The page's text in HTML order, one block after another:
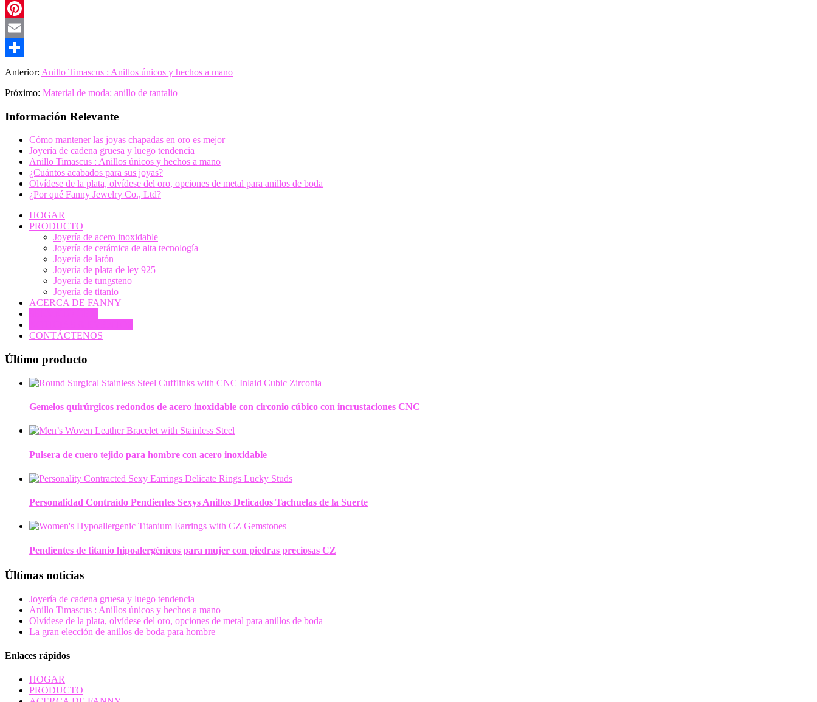
LinkedIn
Pinterest
Email
Share
Anterior: Anillo Timascus : Anillos únicos y hechos a mano
Próximo: Material de moda: anillo de tantalio
Información Relevante
Cómo mantener las joyas chapadas en oro es mejor
Joyería de cadena gruesa y luego tendencia
Anillo Timascus : Anillos únicos y hechos a mano
¿Cuántos acabados para sus joyas?
Olvídese de la plata, olvídese del oro, opciones de metal para anillos de boda
¿Por qué Fanny Jewelry Co., Ltd?
HOGAR
PRODUCTO
Joyería de acero inoxidable
Joyería de cerámica de alta tecnología
Joyería de latón
Joyería de plata de ley 925
Joyería de tungsteno
Joyería de titanio
ACERCA DE FANNY
CONTÁCTENOS
Último producto
Gemelos quirúrgicos redondos de acero inoxidable con circonio cúbico con incrustaciones CNC
Pulsera de cuero tejido para hombre con acero inoxidable
Personalidad Contraído Pendientes Sexys Anillos Delicados Tachuelas de la Suerte
Pendientes de titanio hipoalergénicos para mujer con piedras preciosas CZ
Últimas noticias
Joyería de cadena gruesa y luego tendencia
Anillo Timascus : Anillos únicos y hechos a mano
Olvídese de la plata, olvídese del oro, opciones de metal para anillos de boda
La gran elección de anillos de boda para hombre
Enlaces rápidos
HOGAR
PRODUCTO